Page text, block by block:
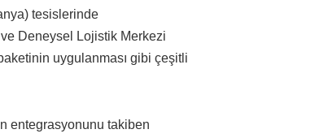
tesislerinde
Deneysel Lojistik Merkezi
uygulanması gibi çeşitli
entegrasyonunu takiben